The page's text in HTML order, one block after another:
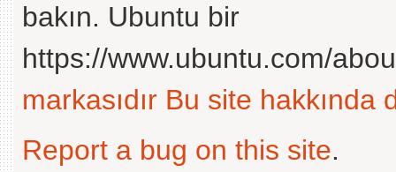
bakın. Ubuntu bir
https://www.ubuntu.com/
markasıdır Bu site hakkında
Report a bug on this site.